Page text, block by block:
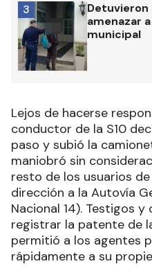
Detuvieron
amenazar
municipal
3
Lejos de hacerse
conductor de la S10
paso y subió la
maniobró sin
resto de los usuarios
dirección a la Autovía
Nacional 14). Testigos
registrar la patente de
permitió a los agentes
rápidamente a su